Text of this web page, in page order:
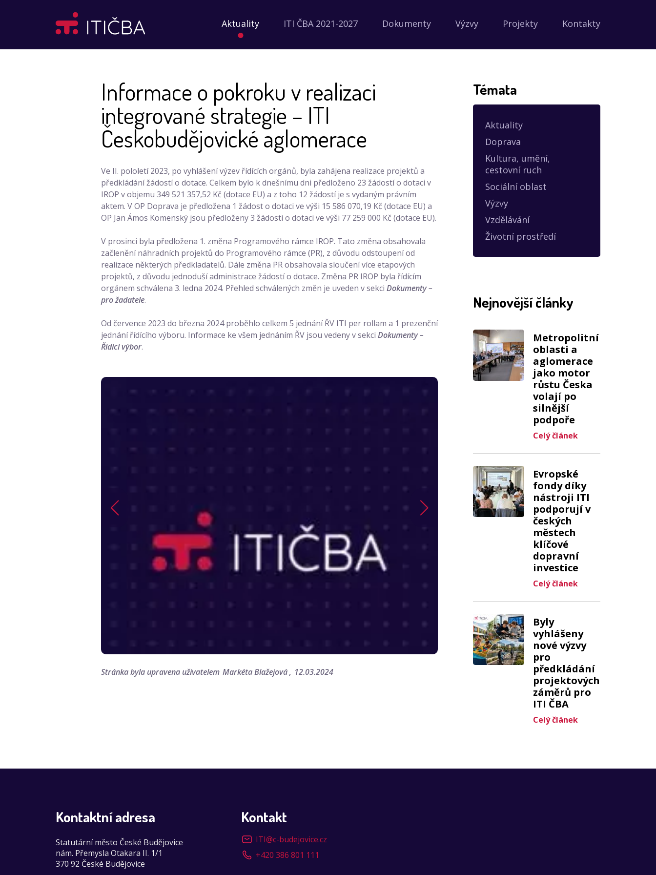
Aktuality ITI ČBA 2021-2027 Dokumenty Výzvy Projekty Kontakty
Informace o pokroku v realizaci
integrované strategie – ITI
Českobudějovické aglomerace
Ve II. pololetí 2023, po vyhlášení výzev řídících orgánů, byla zahájena realizace projektů a
předkládání žádostí o dotace. Celkem bylo k dnešnímu dni předloženo 23 žádostí o dotaci v
IROP v objemu 349 521 357,52 Kč (dotace EU) a z toho 12 žádostí je s vydaným právním
aktem. V OP Doprava je předložena 1 žádost o dotaci ve výši 15 586 070,19 Kč (dotace EU) a
OP Jan Ámos Komenský jsou předloženy 3 žádosti o dotaci ve výši 77 259 000 Kč (dotace EU).
V prosinci byla předložena 1. změna Programového rámce IROP. Tato změna obsahovala
začlenění náhradních projektů do Programového rámce (PR), z důvodu odstoupení od
realizace některých předkladatelů. Dále změna PR obsahovala sloučení více etapových
projektů, z důvodu jednoduší administrace žádostí o dotace. Změna PR IROP byla řídícím
orgánem schválena 3. ledna 2024. Přehled schválených změn je uveden v sekci Dokumenty –
pro žadatele.
Od července 2023 do března 2024 proběhlo celkem 5 jednání ŘV ITI per rollam a 1 prezenční
jednání řídícího výboru. Informace ke všem jednáním ŘV jsou vedeny v sekci Dokumenty –
Řídící výbor.
Stránka byla upravena uživatelem Markéta Blažejová 12.03.2024
Témata
Aktuality
Doprava
Kultura, umění,
cestovní ruch
Sociální oblast
Výzvy
Vzdělávání
Životní prostředí
Nejnovější články
Metropolitní
oblasti a
aglomerace
jako motor
růstu Česka
volají po
silnější
podpoře
Celý článek
Evropské
fondy díky
nástroji ITI
podporují v
českých
městech
klíčové
dopravní
investice
Celý článek
Byly
vyhlášeny
nové výzvy
pro
předkládání
projektových
záměrů pro
ITI ČBA
Celý článek
Kontaktní adresa
Statutární město České Budějovice
nám. Přemysla Otakara II. 1/1
370 92 České Budějovice
Kontakt
ITI@c-budejovice.cz
+420 386 801 111